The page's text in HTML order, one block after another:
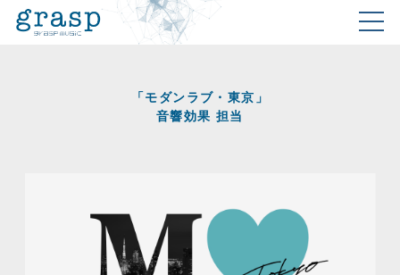
「モダンラブ・東京」
音響効果 担当